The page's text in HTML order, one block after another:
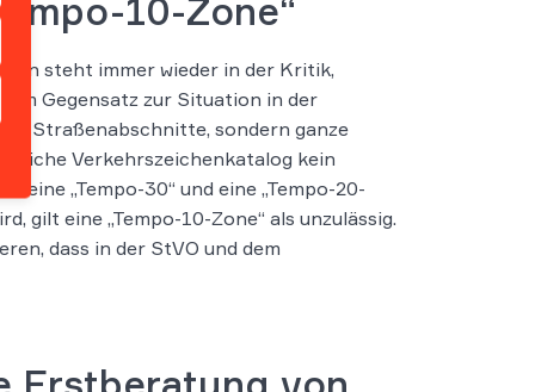
10-Zone“
steht immer wieder in der Kritik,
im Gegensatz zur Situation in der
Straßenabschnitte, sondern ganze
Verkehrszeichenkatalog kein
eine „Tempo-30“ und eine „Tempo-20-
gilt eine „Tempo-10-Zone“ als unzulässig.
dass in der StVO und dem